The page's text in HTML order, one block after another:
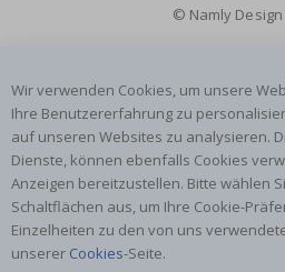
© Namly Design
Wir verwenden Cookies, um unsere
Ihre Benutzererfahrung zu
auf unseren Websites zu analysieren.
Dienste, können ebenfalls Cookies
Anzeigen bereitzustellen. Bitte wählen
Schaltflächen aus, um Ihre Cookie-
Einzelheiten zu den von uns
unserer Cookies-Seite.